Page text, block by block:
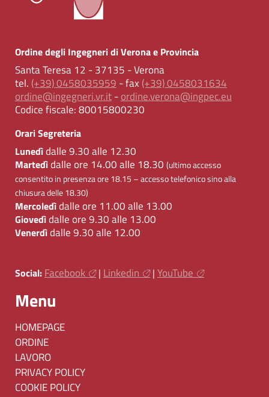
Ordine degli Ingegneri di Verona e Provincia
Santa Teresa 12 - 37135 - Verona
tel. (+39) 0458035959 - fax (+39) 0458031634
ordine@ingegneri.vr.it-ordine.verona@ingpec.eu
Codice fiscale:80015800230
Orari Segreteria
Lunedìdalle 9.30 alle 12.30
Martedìdalle ore 14.00 alle 18.30 (ultimo accesso
consentito in presenza ore 18.15 – accesso telefonico sino alla
chiusura delle 18.30)
Mercoledìdalle ore 11.00 alle 13.00
Giovedìdalle ore 9.30 alle 13.00
Venerdìdalle 9.30 alle 12.00
Social: Facebook | Linkedin | YouTube
Menu
HOMEPAGE
ORDINE
LAVORO
PRIVACY POLICY
COOKIE POLICY